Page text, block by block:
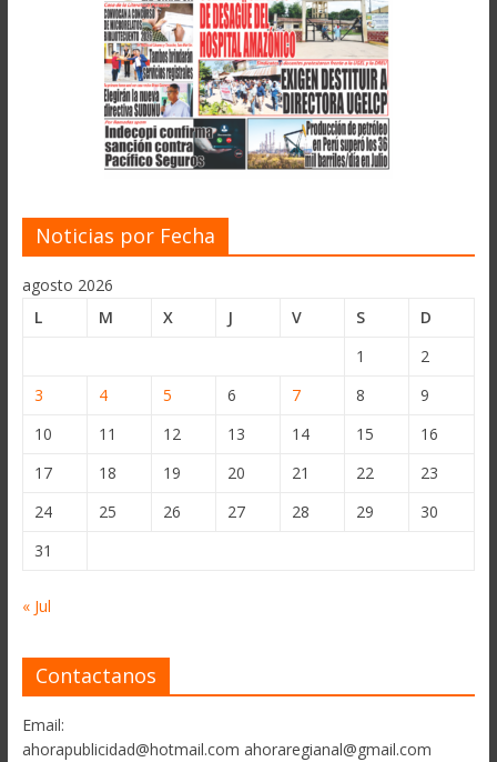
Noticias por Fecha
agosto 2026
L
M X J V S
D
1
2
3
4 5 6 7 8
9
10
11 12 13 14 15
16
17
18 19 20 21 22
23
24
25 26 27 28 29
30
31
« Jul
Contactanos
Email:
ahorapublicidad@hotmail.com ahoraregianal@gmail.com